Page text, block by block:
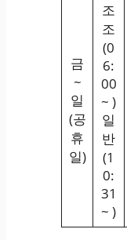
금
~
일
(공
휴
일)
조
조
(0
6:
00
~ )
일
반
(1
0:
31
~ )